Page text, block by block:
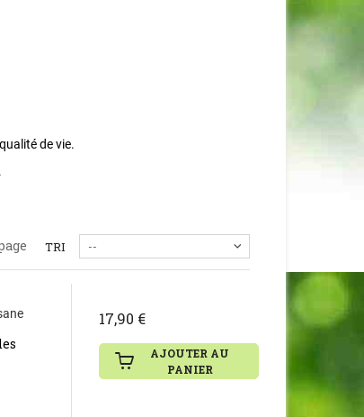
de vie.
TRI --
17,90 €
AJOUTER AU
PANIER